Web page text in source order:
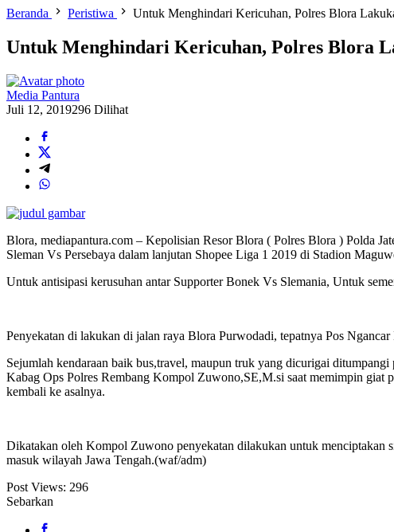
Beranda Peristiwa Untuk Menghindari Kericuhan, Polres Blora
Untuk Menghindari Kericuhan, Polres Blora
Media Pantura
Juli 12, 2019296 Dilihat
Blora, mediapantura.com – Kepolisian Resor Blora ( Polres Blora ) Polda
Sleman Vs Persebaya dalam lanjutan Shopee Liga 1 2019 di Stadion
Untuk antisipasi kerusuhan antar Supporter Bonek Vs Slemania, Untuk
Penyekatan di lakukan di jalan raya Blora Purwodadi, tepatnya Pos
Sejumlah kendaraan baik bus,travel, maupun truk yang dicurigai
Kabag Ops Polres Rembang Kompol Zuwono,SE,M.si saat memimpin giat
kembali ke asalnya.
Dikatakan oleh Kompol Zuwono penyekatan dilakukan untuk menciptakan
masuk wilayah Jawa Tengah.(waf/adm)
Post Views: 296
Sebarkan